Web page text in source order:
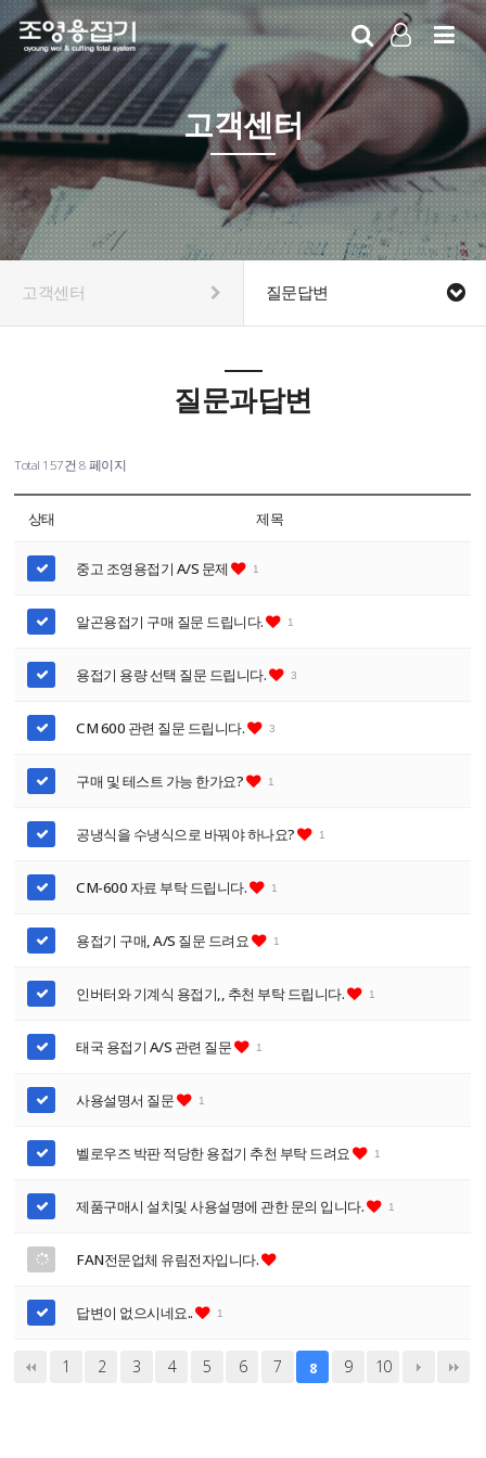
LOG IN
SIGN UP
고객센터
고객센터 질문답변
질문과답변
Total 157건 8 페이지
상태 제목
중고 조영용접기 A/S 문제 1
알곤용접기 구매 질문 드립니다. 1
용접기 용량 선택 질문 드립니다. 3
CM 600 관련 질문 드립니다. 3
구매 및 테스트 가능 한가요? 1
공냉식을 수냉식으로 바꿔야 하나요? 1
CM-600 자료 부탁 드립니다. 1
용접기 구매, A/S 질문 드려요 1
인버터와 기계식 용접기,, 추천 부탁 드립니다. 1
태국 용접기 A/S 관련 질문 1
사용설명서 질문 1
벨로우즈 박판 적당한 용접기 추천 부탁 드려요 1
제품구매시 설치및 사용설명에 관한 문의 입니다. 1
FAN전문업체 유림전자입니다.
답변이 없으시네요.. 1
1 2 3 4 5 6 7 8 9 10